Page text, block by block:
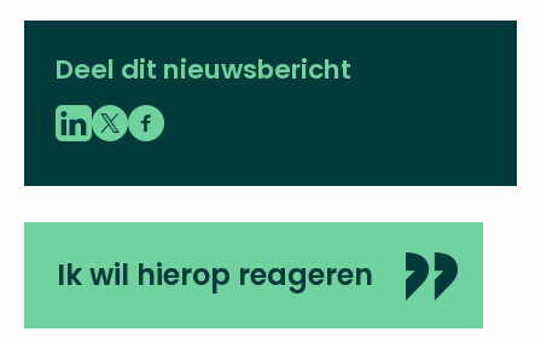
Deel dit nieuwsbericht
Ik wil hierop reageren